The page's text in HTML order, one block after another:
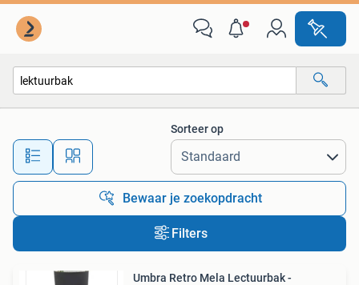
Alle afstanden…
Sorteer op
Bewaar je zoekopdracht
Filters
Umbra Retro Mela Lectuurbak -